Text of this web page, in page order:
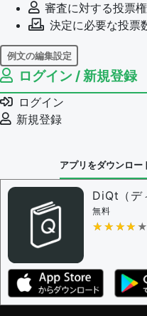
審査に対する投票
決定に必要な投票
例文の編集設定
例文の編集権限を
例文の編集を審査
例文の削除を審査す
審査に対する投票
問題の編集権限を
審査に対する投票
ザー
決定に必要な投票
編集ガイドライン
ログイン / 新規登録
ログイン
新規登録
アプリをダウンロー
DiQt（デ
無料
★★★★★
★★★★★